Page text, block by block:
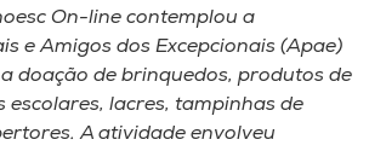
On-line contemplou a
e Amigos dos Excepcionais (Apae)
doação de brinquedos, produtos de
escolares, lacres, tampinhas de
A atividade envolveu